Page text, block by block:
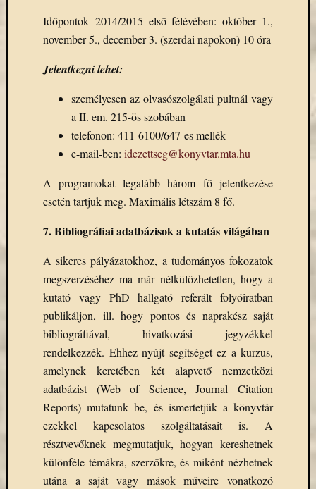
Időpontok 2014/2015 első félévében: október 1.,
november 5., december 3. (szerdai napokon) 10 óra
Jelentkezni lehet:
személyesen az olvasószolgálati pultnál vagy
a II. em. 215-ös szobában
telefonon: 411-6100/647-es mellék
e-mail-ben: idezettseg@konyvtar.mta.hu
A programokat legalább három fő jelentkezése
esetén tartjuk meg. Maximális létszám 8 fő.
7. Bibliográfiai adatbázisok a kutatás világában
A sikeres pályázatokhoz, a tudományos fokozatok
megszerzéséhez ma már nélkülözhetetlen, hogy a
kutató vagy PhD hallgató referált folyóiratban
publikáljon, ill. hogy pontos és naprakész saját
bibliográfiával, hivatkozási jegyzékkel
rendelkezzék. Ehhez nyújt segítséget ez a kurzus,
amelynek keretében két alapvető nemzetközi
adatbázist (Web of Science, Journal Citation
Reports) mutatunk be, és ismertetjük a könyvtár
ezekkel kapcsolatos szolgáltatásait is. A
résztvevőknek megmutatjuk, hogyan kereshetnek
különféle témákra, szerzőkre, és miként nézhetnek
utána a saját vagy mások műveire vonatkozó